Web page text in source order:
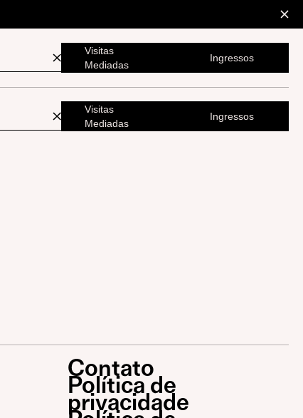
Visitas
Mediadas
Ingressos
Visitas
Mediadas
Ingressos
Contato
Política de
privacidade